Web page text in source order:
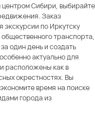
центром Сибири, выбирайте
Заказ
экскурсии по Иркутску
транспорта,
один день и создать
актуально для
расположены как в
окрестностях. Вы
время на поиске
города из